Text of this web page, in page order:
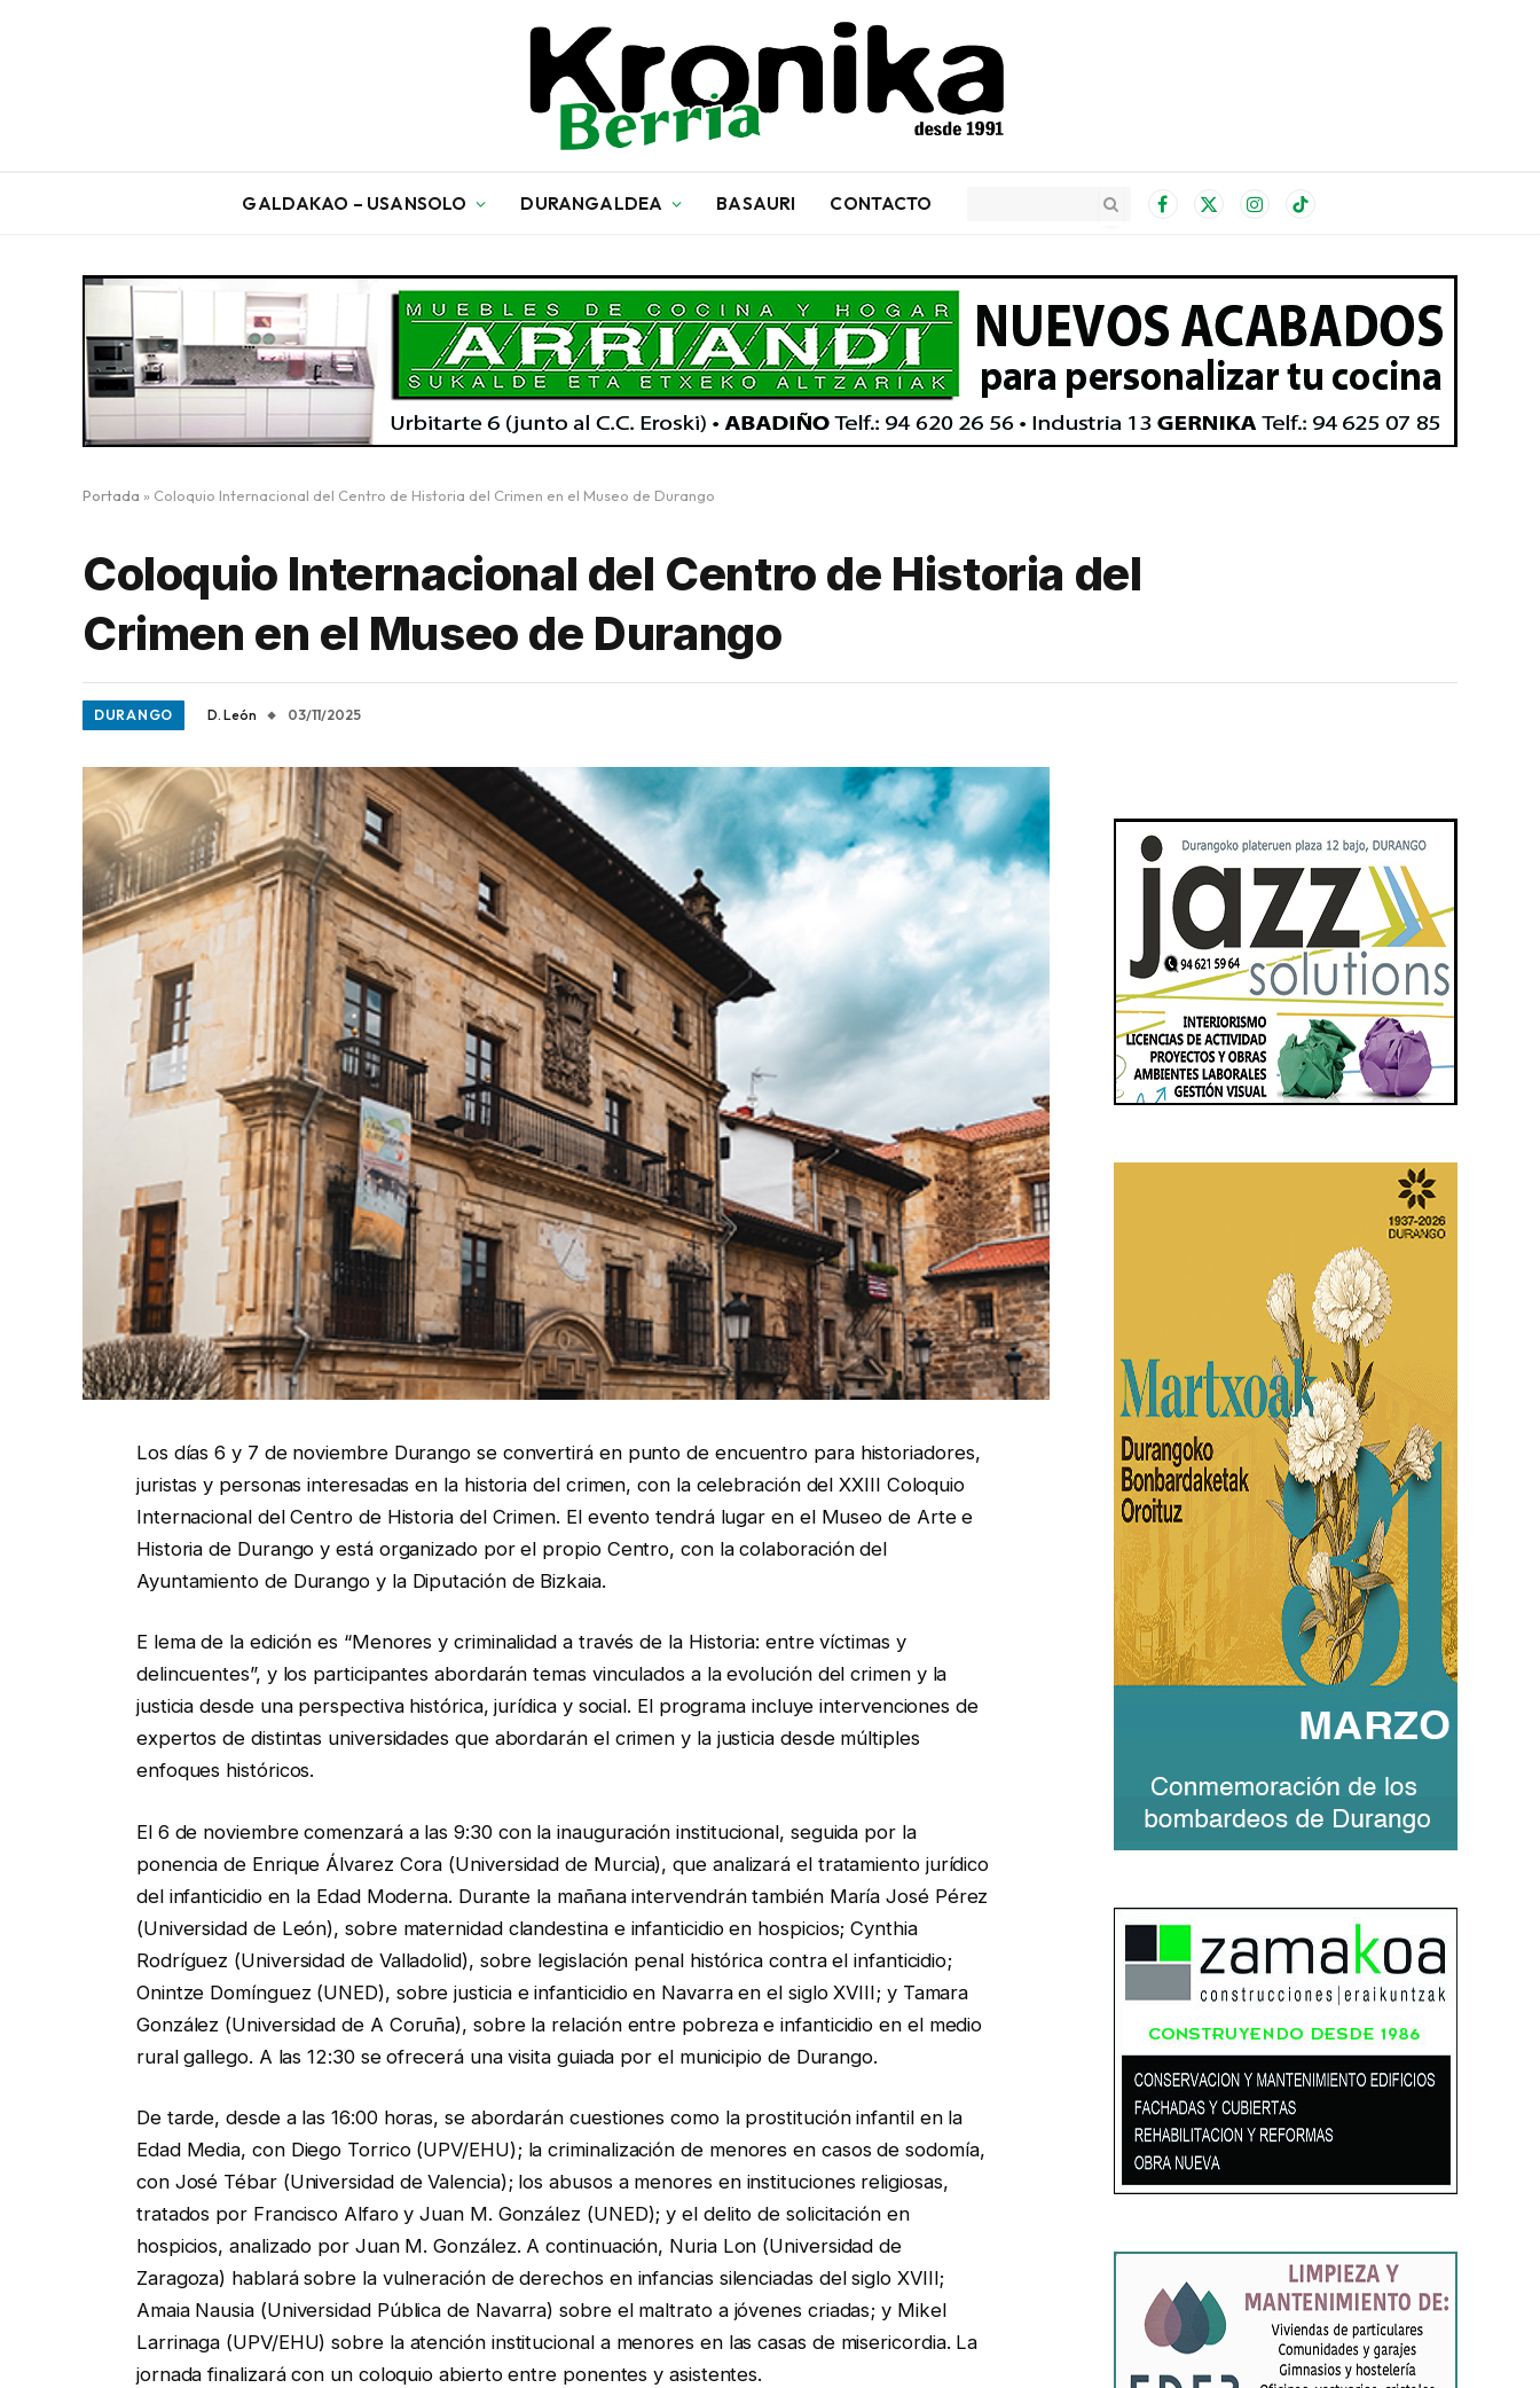
GALDAKAO – USANSOLO DURANGALDEA BASAURI CONTACTO Facebook
X
InstagramTikTok
Portada » Coloquio Internacional del Centro de Historia del Crimen en el Museo de Durango
Coloquio Internacional del Centro de Historia del
Crimen en el Museo de Durango
DURANGO D. León 03/11/2025
Los días 6 y 7 de noviembre Durango se convertirá en punto de encuentro para historiadores,
juristas y personas interesadas en la historia del crimen, con la celebración del XXIII Coloquio
Internacional del Centro de Historia del Crimen. El evento tendrá lugar en el Museo de Arte e
Historia de Durango y está organizado por el propio Centro, con la colaboración del
Ayuntamiento de Durango y la Diputación de Bizkaia.
E lema de la edición es “Menores y criminalidad a través de la Historia: entre víctimas y
delincuentes”, y los participantes abordarán temas vinculados a la evolución del crimen y la
justicia desde una perspectiva histórica, jurídica y social. El programa incluye intervenciones de
expertos de distintas universidades que abordarán el crimen y la justicia desde múltiples
enfoques históricos.
El 6 de noviembre comenzará a las 9:30 con la inauguración institucional, seguida por la
ponencia de Enrique Álvarez Cora (Universidad de Murcia), que analizará el tratamiento jurídico
del infanticidio en la Edad Moderna. Durante la mañana intervendrán también María José Pérez
(Universidad de León), sobre maternidad clandestina e infanticidio en hospicios; Cynthia
Rodríguez (Universidad de Valladolid), sobre legislación penal histórica contra el infanticidio;
Onintze Domínguez (UNED), sobre justicia e infanticidio en Navarra en el siglo XVIII; y Tamara
González (Universidad de A Coruña), sobre la relación entre pobreza e infanticidio en el medio
rural gallego. A las 12:30 se ofrecerá una visita guiada por el municipio de Durango.
De tarde, desde a las 16:00 horas, se abordarán cuestiones como la prostitución infantil en la
Edad Media, con Diego Torrico (UPV/EHU); la criminalización de menores en casos de sodomía,
con José Tébar (Universidad de Valencia); los abusos a menores en instituciones religiosas,
tratados por Francisco Alfaro y Juan M. González (UNED); y el delito de solicitación en
hospicios, analizado por Juan M. González. A continuación, Nuria Lon (Universidad de
Zaragoza) hablará sobre la vulneración de derechos en infancias silenciadas del siglo XVIII;
Amaia Nausia (Universidad Pública de Navarra) sobre el maltrato a jóvenes criadas; y Mikel
Larrinaga (UPV/EHU) sobre la atención institucional a menores en las casas de misericordia. La
jornada finalizará con un coloquio abierto entre ponentes y asistentes.